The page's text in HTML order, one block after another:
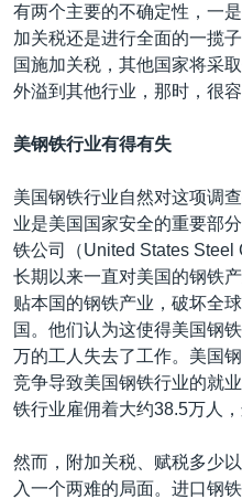
有两个主要的不确定性，一
加关税还是进行全面的一揽
国施加关税，其他国家将采
外溢到其他行业，那时，很
美钢铁行业有得有失
美国钢铁行业自然对这项调
业是美国国家安全的重要部
铁公司（United States Steel
长期以来一直对美国的钢铁
贴本国的钢铁产业，破坏全
国。他们认为这使得美国钢
万的工人失去了工作。美国
竞争导致美国钢铁行业的就
铁行业雇佣着大约38.5万人
然而，附加关税、赋税多少
入一个两难的局面。进口钢